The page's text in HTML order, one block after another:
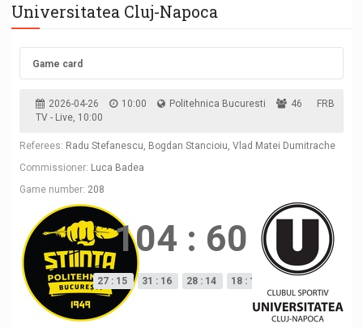
Universitatea Cluj-Napoca
Game card
2026-04-26 10:00 Politehnica Bucuresti 46
FRB
TV - Live, 10:00
Referees: Radu Stefanescu, Bogdan Stancioiu, Vlad Matei Dumitrache
Commissioner: Luca Badea
Game number: 208
104 : 60
27 : 15 31 : 16 28 : 14 18 : 15